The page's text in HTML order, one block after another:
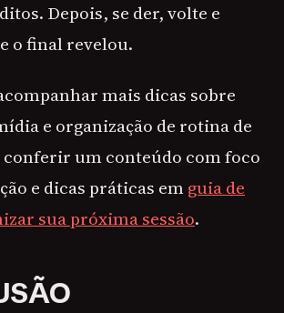
Depois, se der, volte e
o final revelou.
mais dicas sobre
e organização de rotina de
conferir um conteúdo com foco
e dicas práticas emguia de
sua próxima sessão.